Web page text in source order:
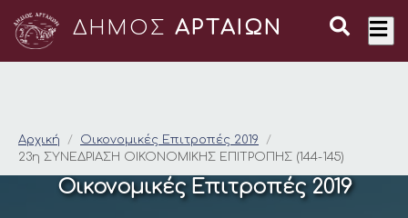
ΔΗΜΟΣ ΑΡΤΑΙΩΝ
23η ΣΥΝΕΔΡΙΑΣΗ
Αρχική
Οικονομικές Επιτροπές 2019
23η ΣΥΝΕΔΡΙΑΣΗ ΟΙΚΟΝΟΜΙΚΗΣ ΕΠΙΤΡΟΠΗΣ (144-145)
Οικονομικές Επιτροπές 2019